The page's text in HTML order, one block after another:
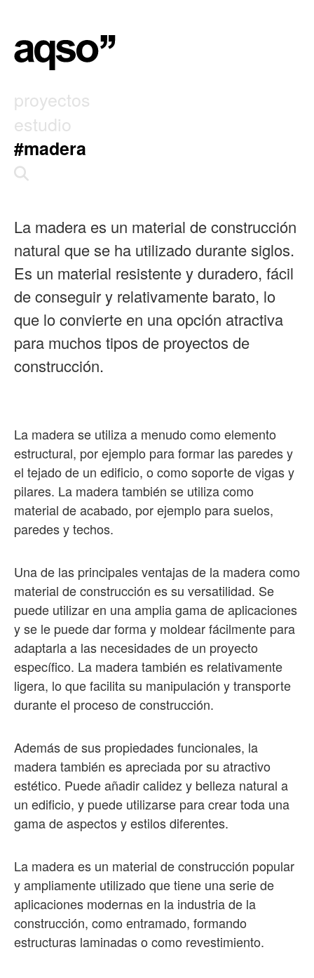
proyectos
estudio
#madera
La madera es un material de construcción
natural que se ha utilizado durante siglos.
Es un material resistente y duradero, fácil
de conseguir y relativamente barato, lo
que lo convierte en una opción atractiva
para muchos tipos de proyectos de
construcción.
La madera se utiliza a menudo como elemento
estructural, por ejemplo para formar las paredes y
el tejado de un edificio, o como soporte de vigas y
pilares. La madera también se utiliza como
material de acabado, por ejemplo para suelos,
paredes y techos.
Una de las principales ventajas de la madera como
material de construcción es su versatilidad. Se
puede utilizar en una amplia gama de aplicaciones
y se le puede dar forma y moldear fácilmente para
adaptarla a las necesidades de un proyecto
específico. La madera también es relativamente
ligera, lo que facilita su manipulación y transporte
durante el proceso de construcción.
Además de sus propiedades funcionales, la
madera también es apreciada por su atractivo
estético. Puede añadir calidez y belleza natural a
un edificio, y puede utilizarse para crear toda una
gama de aspectos y estilos diferentes.
La madera es un material de construcción popular
y ampliamente utilizado que tiene una serie de
aplicaciones modernas en la industria de la
construcción, como entramado, formando
estructuras laminadas o como revestimiento.